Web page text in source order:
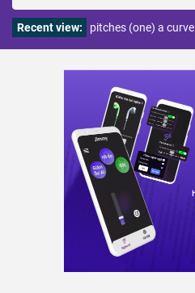
Recent view: pitches (one) a